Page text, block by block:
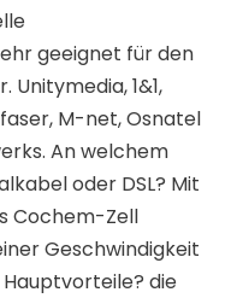
geeignet für den
1&1,
M-net, Osnatel
An welchem
oder DSL? Mit
Cochem-Zell
Geschwindigkeit
die